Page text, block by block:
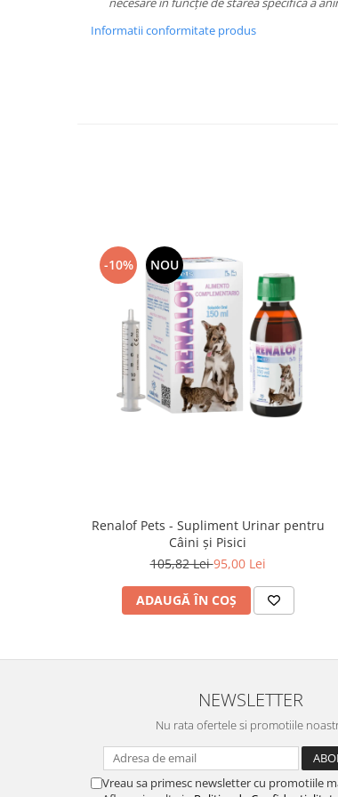
Informatii conformitate produs
-10% NOU
Renalof Pets - Supliment Urinar pentru
Câini și Pisici
105,82 Lei95,00 Lei
ADAUGĂ ÎN COȘ
NEWSLETTER
Nu rata ofertele si promotiile
Vreau sa primesc newsletter cu promotiile